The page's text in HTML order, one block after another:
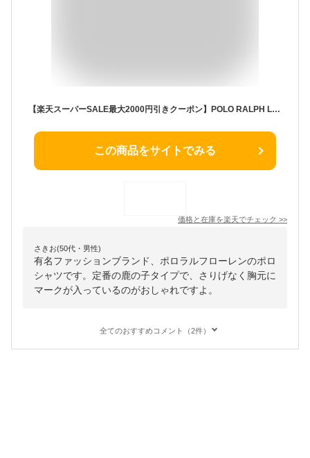
【楽天スーパーSALE最大2000円引きクーポン】POLO RALPH LAUREN ポロラルフローレン ポロシャツ 半袖ポロシャツ 603252 ONEPOINT S/S POLO SHIRT ワンポイント 半袖ポロシャツ
この商品をサイトでみる
価格と在庫を楽天でチェック >>
さきお(50代・男性)
有名ファッションブランド、ポロラルフローレンのポロ
シャツです。定番の鹿の子タイプで、さりげなく胸元に
マークが入っているのがおしゃれですよ。
全てのおすすめコメント（2件）